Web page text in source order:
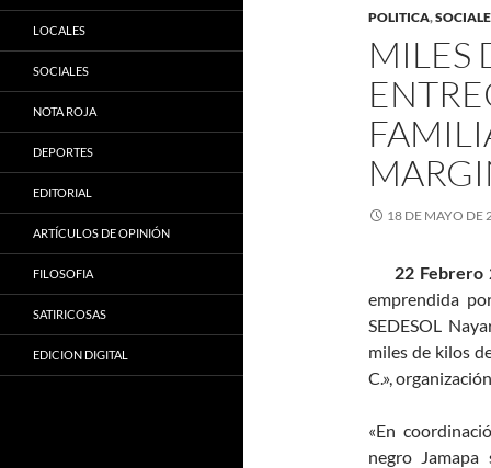
POLITICA,
MILES
18 DE MAYO DE
22 Febrero
emprendida
SEDESOL
miles de kilos
C.»,
«En
negro
LOCALES
SOCIALES
NOTA ROJA
DEPORTES
EDITORIAL
ARTÍCULOS DE OPINIÓN
FILOSOFIA
SATIRICOSAS
EDICION DIGITAL